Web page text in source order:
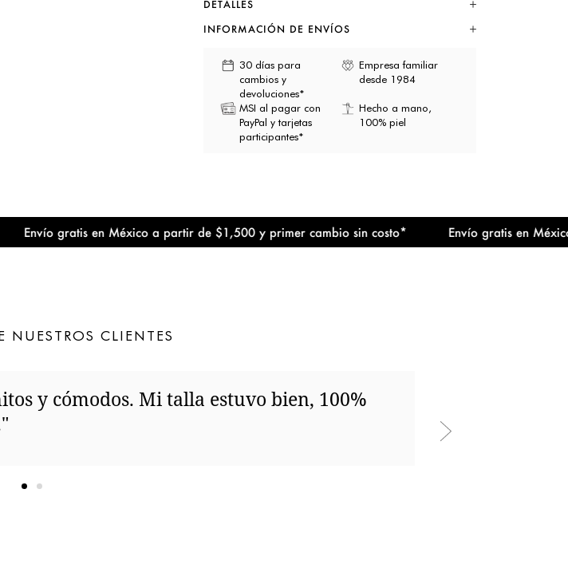
DETALLES
INFORMACIÓN DE ENVÍOS
30 días para
cambios y
devoluciones*
Empresa familiar
desde 1984
MSI al pagar con
PayPal y tarjetas
participantes*
Hecho a mano,
100% piel
gratis en México a partir de $1,500 y primer cambio sin costo* Envío gratis en México a
NUESTROS CLIENTES
y cómodos. Mi talla estuvo bien, 100%